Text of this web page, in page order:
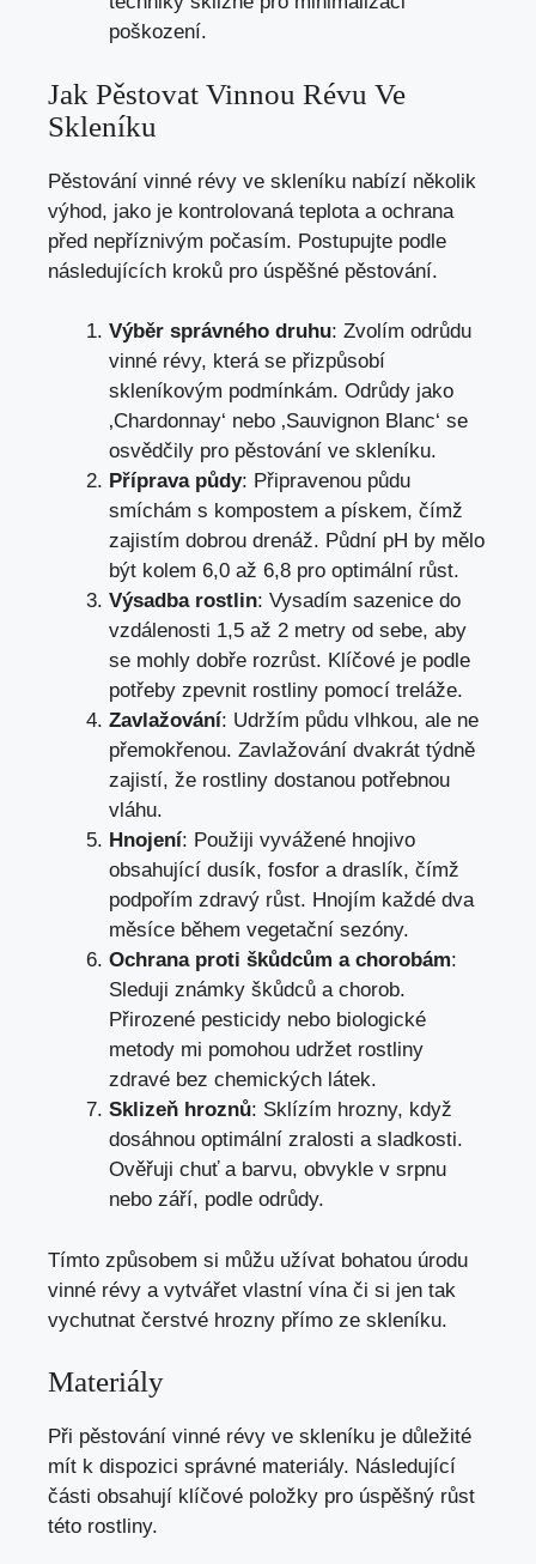
poškození.
Jak Pěstovat Vinnou Révu Ve
Skleníku
Pěstování vinné révy ve skleníku nabízí několik
výhod, jako je kontrolovaná teplota a ochrana
před nepříznivým počasím. Postupujte podle
následujících kroků pro úspěšné pěstování.
Výběr správného druhu: Zvolím odrůdu
vinné révy, která se přizpůsobí
skleníkovým podmínkám. Odrůdy jako
‚Chardonnay‘ nebo ‚Sauvignon Blanc‘ se
osvědčily pro pěstování ve skleníku.
Příprava půdy: Připravenou půdu
smíchám s kompostem a pískem, čímž
zajistím dobrou drenáž. Půdní pH by mělo
být kolem 6,0 až 6,8 pro optimální růst.
Výsadba rostlin: Vysadím sazenice do
vzdálenosti 1,5 až 2 metry od sebe, aby
se mohly dobře rozrůst. Klíčové je podle
potřeby zpevnit rostliny pomocí treláže.
Zavlažování: Udržím půdu vlhkou, ale ne
přemokřenou. Zavlažování dvakrát týdně
zajistí, že rostliny dostanou potřebnou
vláhu.
Hnojení: Použiji vyvážené hnojivo
obsahující dusík, fosfor a draslík, čímž
podpořím zdravý růst. Hnojím každé dva
měsíce během vegetační sezóny.
Ochrana proti škůdcům a chorobám:
Sleduji známky škůdců a chorob.
Přirozené pesticidy nebo biologické
metody mi pomohou udržet rostliny
zdravé bez chemických látek.
Sklizeň hroznů: Sklízím hrozny, když
dosáhnou optimální zralosti a sladkosti.
Ověřuji chuť a barvu, obvykle v srpnu
nebo září, podle odrůdy.
Tímto způsobem si můžu užívat bohatou úrodu
vinné révy a vytvářet vlastní vína či si jen tak
vychutnat čerstvé hrozny přímo ze skleníku.
Materiály
Při pěstování vinné révy ve skleníku je důležité
mít k dispozici správné materiály. Následující
části obsahují klíčové položky pro úspěšný růst
této rostliny.